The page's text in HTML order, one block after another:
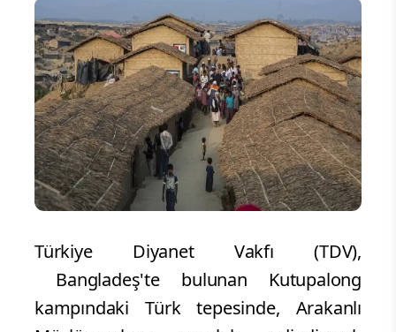
Türkiye Diyanet Vakfı (TDV),
Bangladeş'te bulunan Kutupalong
kampındaki Türk tepesinde, Arakanlı